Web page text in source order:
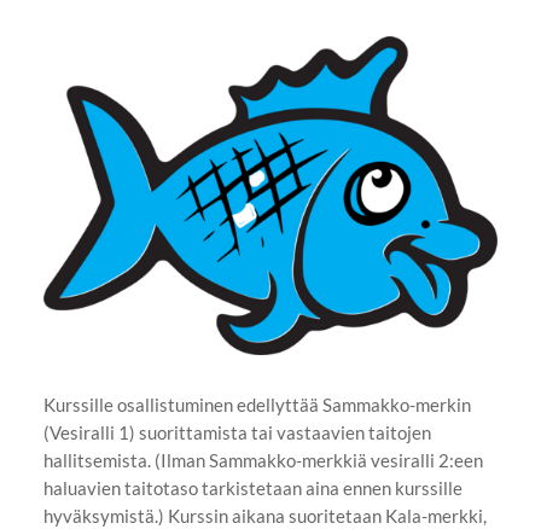
Kurssille osallistuminen edellyttää Sammakko-merkin
(Vesiralli 1) suorittamista tai vastaavien taitojen
hallitsemista. (Ilman Sammakko-merkkiä vesiralli 2:een
haluavien taitotaso tarkistetaan aina ennen kurssille
hyväksymistä.) Kurssin aikana suoritetaan Kala-merkki,